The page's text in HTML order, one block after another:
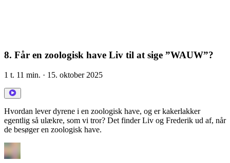
8. Får en zoologisk have Liv til at sige ”WAUW”?
1 t. 11 min. · 15. oktober 2025
Hvordan lever dyrene i en zoologisk have, og er kakerlakker
egentlig så ulækre, som vi tror? Det finder Liv og Frederik ud af, når
de besøger en zoologisk have.